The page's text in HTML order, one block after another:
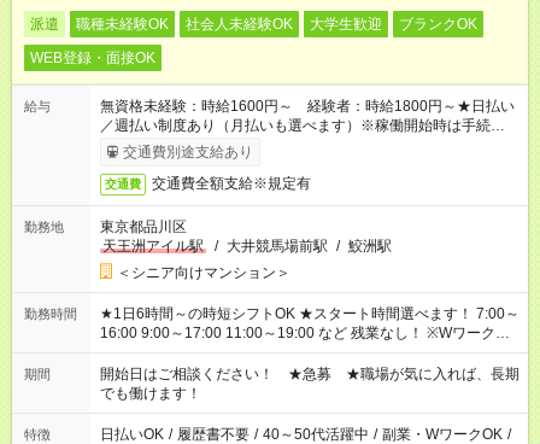
派遣 職種未経験OK 社会人未経験OK 大学生歓迎
ブランクOK
WEB登録・面接OK
給与
無資格未経験：時給1600円～ 経験者：時給1800円～★日払い
／週払い制度あり（月払いも選べます）※稼働開始時は手続き完
了次第のお支払いとなります。
交通費別途支給あり
交通費 交通費全額支給※規定有
勤務地
東京都品川区
天王洲アイル駅
/ 大井競馬場前駅 / 鮫洲駅
＜シニア向けマンション＞
勤務時間
★1日6時間～の時短シフトOK ★スタート時間選べます！ 7:00～
16:00 9:00～17:00 11:00～19:00 など 残業なし！ ※Wワークの
場合、他のお仕事と合わせ週40時間超の就業はご案内できませ
ん ※法令に基づき、週20時間以上勤務は社会保険への加入対象
となります ※労働者派遣法（日雇い派遣の原則禁止）により、
短時間・短期間の就業はご案内が難しい場合があります
期間
開始日はご相談ください！ ★急募 ★職場が気に入れば、長期
でも働けます！
特徴 日払いOK / 履歴書不要 / 40～50代活躍中 / 副業・WワークOK /